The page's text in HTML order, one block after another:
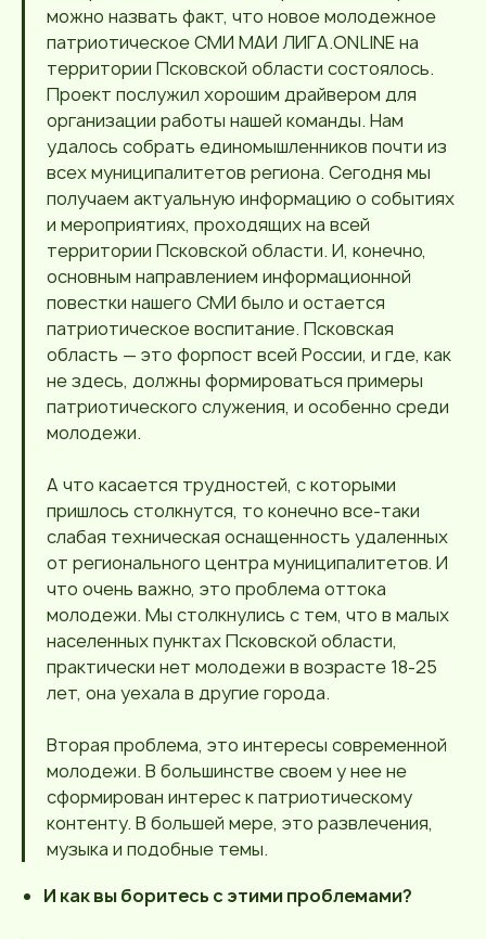
можно назвать факт, что новое молодежное
патриотическое СМИ МАИ ЛИГА.ONLINE на
территории Псковской области состоялось.
Проект послужил хорошим драйвером для
организации работы нашей команды. Нам
удалось собрать единомышленников почти из
всех муниципалитетов региона. Сегодня мы
получаем актуальную информацию о событиях
и мероприятиях, проходящих на всей
территории Псковской области. И, конечно,
основным направлением информационной
повестки нашего СМИ было и остается
патриотическое воспитание. Псковская
область — это форпост всей России, и где, как
не здесь, должны формироваться примеры
патриотического служения, и особенно среди
молодежи.
А что касается трудностей, с которыми
пришлось столкнутся, то конечно все-таки
слабая техническая оснащенность удаленных
от регионального центра муниципалитетов. И
что очень важно, это проблема оттока
молодежи. Мы столкнулись с тем, что в малых
населенных пунктах Псковской области,
практически нет молодежи в возрасте 18-25
лет, она уехала в другие города.
Вторая проблема, это интересы современной
молодежи. В большинстве своем у нее не
сформирован интерес к патриотическому
контенту. В большей мере, это развлечения,
музыка и подобные темы.
И как вы боритесь с этими проблемами?